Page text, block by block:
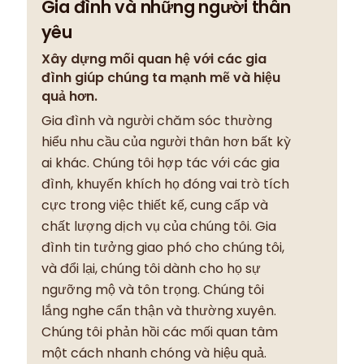
Gia đình và những người thân
yêu
Xây dựng mối quan hệ với các gia
đình giúp chúng ta mạnh mẽ và hiệu
quả hơn.
Gia đình và người chăm sóc thường
hiểu nhu cầu của người thân hơn bất kỳ
ai khác. Chúng tôi hợp tác với các gia
đình, khuyến khích họ đóng vai trò tích
cực trong việc thiết kế, cung cấp và
chất lượng dịch vụ của chúng tôi. Gia
đình tin tưởng giao phó cho chúng tôi,
và đổi lại, chúng tôi dành cho họ sự
ngưỡng mộ và tôn trọng. Chúng tôi
lắng nghe cẩn thận và thường xuyên.
Chúng tôi phản hồi các mối quan tâm
một cách nhanh chóng và hiệu quả.